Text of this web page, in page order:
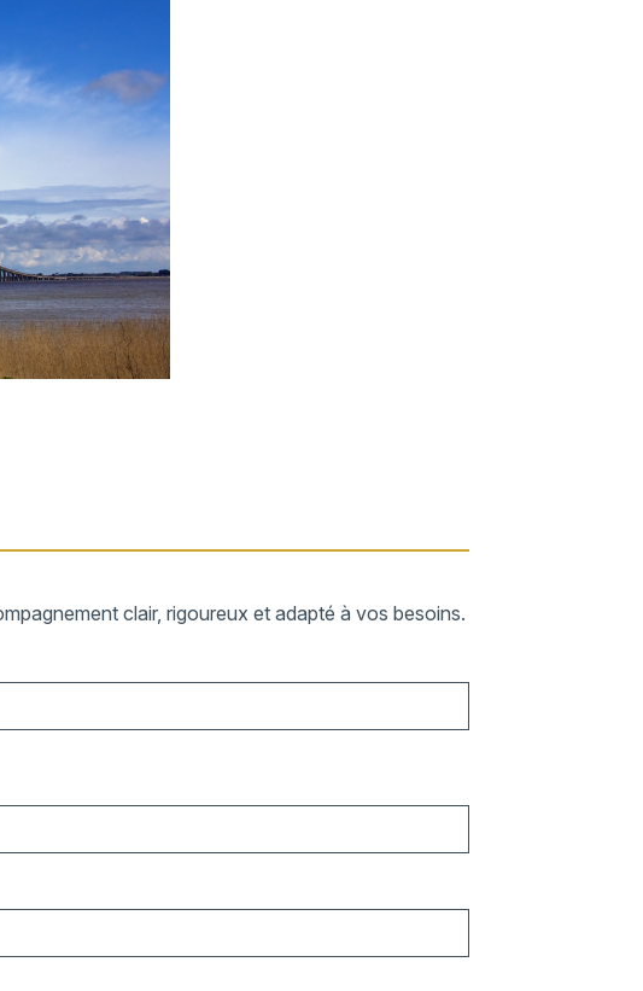
clair, rigoureux et adapté à vos besoins.